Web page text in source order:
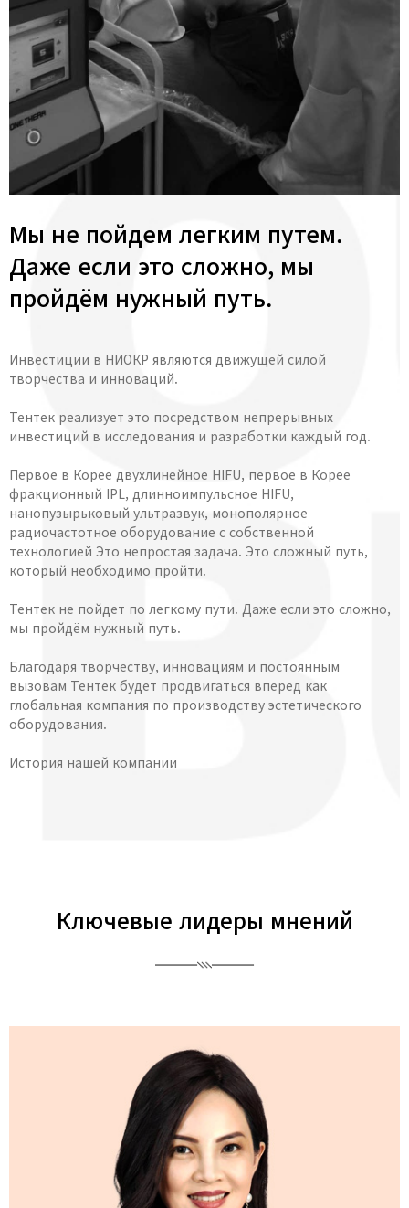
Мы не пойдем легким путем.
Даже если это сложно, мы
пройдём нужный путь.
Инвестиции в НИОКР являются движущей силой
творчества и инноваций.
Тентек реализует это посредством непрерывных
инвестиций в исследования и разработки каждый год.
Первое в Корее двухлинейное HIFU, первое в Корее
фракционный IPL, длинноимпульсное HIFU,
нанопузырьковый ультразвук, монополярное
радиочастотное оборудование с собственной
технологией Это непростая задача. Это сложный путь,
который необходимо пройти.
Тентек не пойдет по легкому пути. Даже если это сложно,
мы пройдём нужный путь.
Благодаря творчеству, инновациям и постоянным
вызовам Тентек будет продвигаться вперед как
глобальная компания по производству эстетического
оборудования.
История нашей компании
Ключевые лидеры мнений